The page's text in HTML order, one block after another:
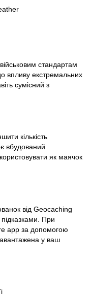
стандартам
впливу екстремальних
сумісний з
кількість
вбудований
як маячок
від Geocaching
При
app за допомогою
у ваш